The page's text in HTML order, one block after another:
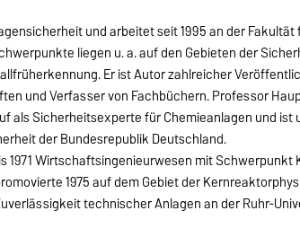
und arbeitet seit 1995 an der
liegen u. a. auf den Gebieten der
Er ist Autor zahlreicher
und Verfasser von Fachbüchern. Professor
als Sicherheitsexperte für Chemieanlagen und ist
der Bundesrepublik Deutschland.
1971 Wirtschaftsingenieurwesen mit Schwerpunkt
1975 auf dem Gebiet der
technischer Anlagen an der Ruhr-